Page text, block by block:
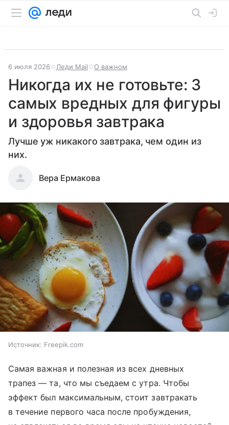
6 июля 2026 Леди Mail О важном
Никогда их не готовьте: 3
самых вредных для фигуры
и здоровья завтрака
Лучше уж никакого завтрака, чем один из
них.
Вера Ермакова
Источник: Freepik.com
Самая важная и полезная из всех дневных
трапез — та, что мы съедаем с утра. Чтобы
эффект был максимальным, стоит завтракать
в течение первого часа после пробуждения,